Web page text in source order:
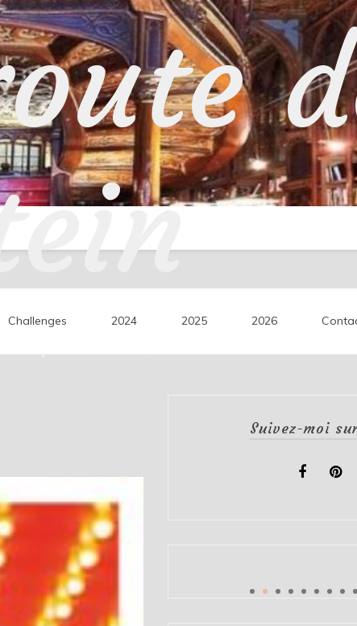
Challenges 2024 2025 2026
Suivez-moi